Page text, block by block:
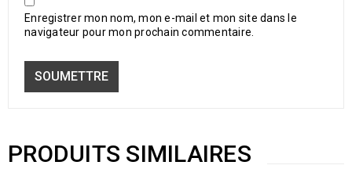
Enregistrer mon nom, mon e-mail et mon site dans le
navigateur pour mon prochain commentaire.
PRODUITS SIMILAIRES